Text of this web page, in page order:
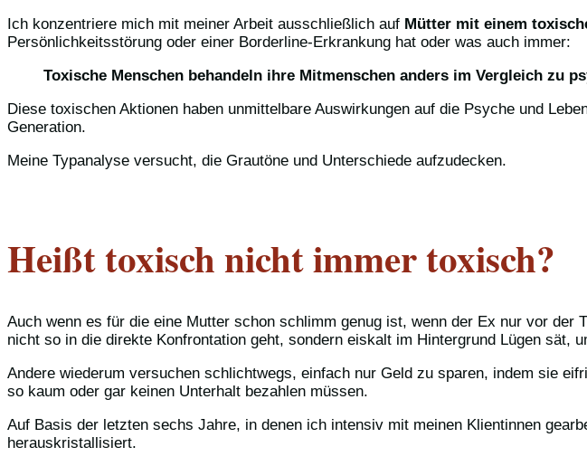
Ich konzentriere mich mit meiner Arbeit ausschließlich auf Mütter mit einem
Persönlichkeitsstörung oder einer Borderline-Erkrankung hat oder was auch immer:
Toxische Menschen behandeln ihre Mitmenschen anders im Vergleich zu
Diese toxischen Aktionen haben unmittelbare Auswirkungen auf die Psyche und
Generation.
Meine Typanalyse versucht, die Grautöne und Unterschiede aufzudecken.
Heißt toxisch nicht immer toxisch?
Auch wenn es für die eine Mutter schon schlimm genug ist, wenn der Ex nur vor
nicht so in die direkte Konfrontation geht, sondern eiskalt im Hintergrund Lügen sät,
Andere wiederum versuchen schlichtwegs, einfach nur Geld zu sparen, indem sie
so kaum oder gar keinen Unterhalt bezahlen müssen.
Auf Basis der letzten sechs Jahre, in denen ich intensiv mit meinen Klientinnen
herauskristallisiert.